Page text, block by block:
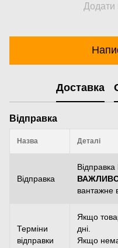
Додати
Доставка
Відправка
Назва Деталі
Відправка
вантажне
Терміни
відправки
Якщо
дні.
Якщо